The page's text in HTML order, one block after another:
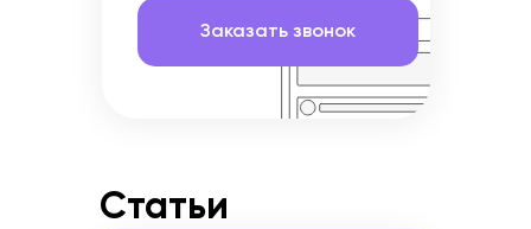
Статьи